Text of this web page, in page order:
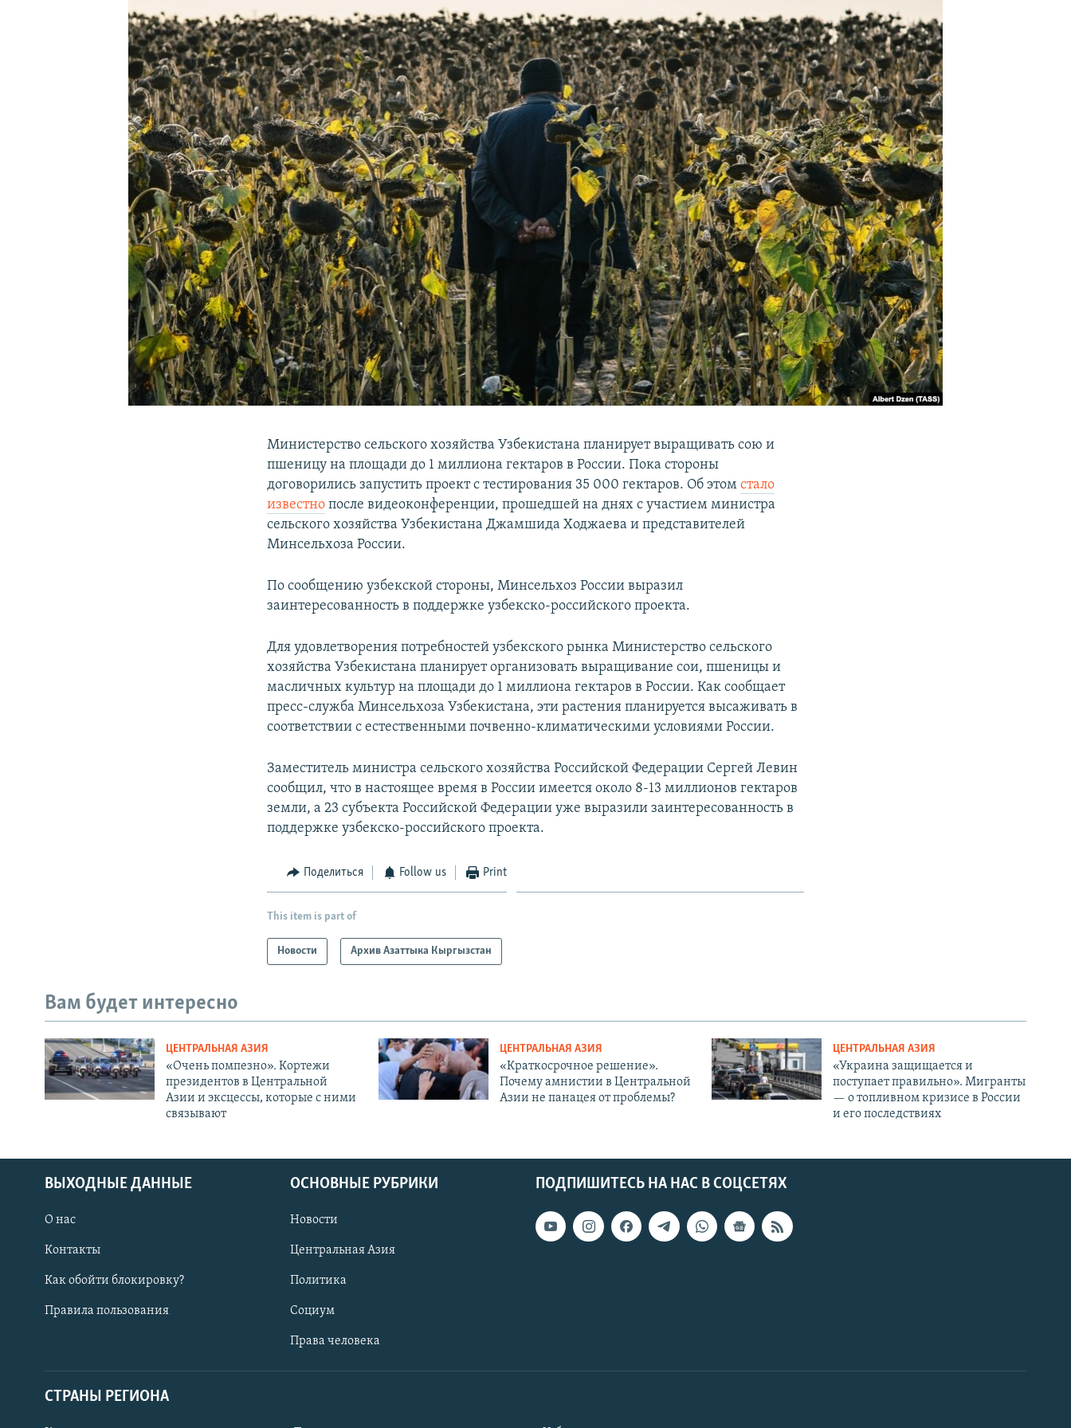
Министерство сельского хозяйства Узбекистана планирует выращивать сою и
пшеницу на площади до 1 миллиона гектаров в России. Пока стороны
договорились запустить проект с тестирования 35 000 гектаров. Об этомстало
известно после видеоконференции, прошедшей на днях с участием министра
сельского хозяйства Узбекистана Джамшида Ходжаева и представителей
Минсельхоза России.
По сообщению узбекской стороны, Минсельхоз России выразил
заинтересованность в поддержке узбекско-российского проекта.
Для удовлетворения потребностей узбекского рынка Министерство сельского
хозяйства Узбекистана планирует организовать выращивание сои, пшеницы и
масличных культур на площади до 1 миллиона гектаров в России. Как сообщает
пресс-служба Минсельхоза Узбекистана, эти растения планируется высаживать в
соответствии с естественными почвенно-климатическими условиями России.
Заместитель министра сельского хозяйства Российской Федерации Сергей Левин
сообщил, что в настоящее время в России имеется около 8-13 миллионов гектаров
земли, а 23 субъекта Российской Федерации уже выразили заинтересованность в
поддержке узбекско-российского проекта.
Поделиться Follow us Print
This item is part of
Новости Архив Азаттыка Кыргызстан
Вам будет интересно
ЦЕНТРАЛЬНАЯ АЗИЯ
«Очень помпезно». Кортежи
президентов в Центральной
Азии и эксцессы, которые с ними
связывают
ЦЕНТРАЛЬНАЯ АЗИЯ
«Краткосрочное решение».
Почему амнистии в Центральной
Азии не панацея от проблемы?
ЦЕНТРАЛЬНАЯ АЗИЯ
«Украина защищается и
поступает правильно». Мигранты
— о топливном кризисе в России
и его последствиях
ПОДПИШИТЕСЬ НА НАС В СОЦСЕТЯХ
ВЫХОДНЫЕ ДАННЫЕ
О нас
Контакты
Как обойти блокировку?
Правила пользования
ОСНОВНЫЕ РУБРИКИ
Новости
Центральная Азия
Политика
Социум
Права человека
СТРАНЫ РЕГИОНА